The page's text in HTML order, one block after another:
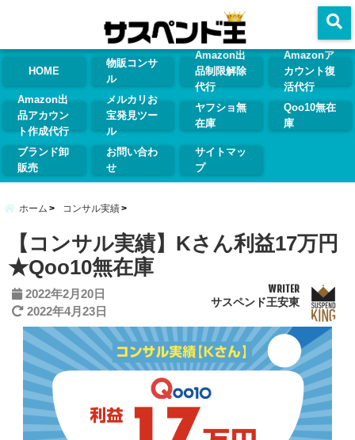
HOME
物販コンサ
ル
Amazon出
品制限解除
代行
Amazonア
カウント復
活代行
Amazon出
品アカウン
ト作成代行
メルカリお
宝発見ツー
ル
ヤフショ無
在庫
Qoo10無在
庫
ブランド卸
販売
お問い合わ
せ
サイトマッ
プ
ホーム コンサル実績
【コンサル実績】Kさん利益17万円
★Qoo10無在庫
2022年2月20日
2022年4月23日
WRITER
サスペンド王安東